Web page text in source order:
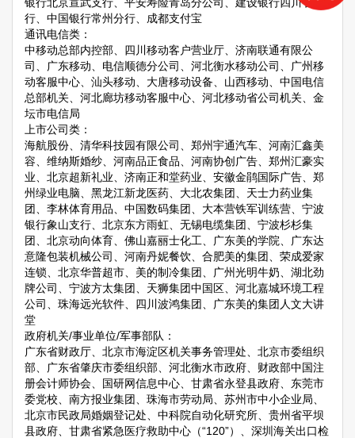
行、中国银行常州分行、成都支付宝
通讯电信类：
中移动总部内控部、四川移动客户营业厅、济南联通有限公
司、广东移动、电信顺德分公司、河北衡水移动公司、广州移
动客服中心、汕头移动、大唐移动设备、山西移动、中国电信
总部机关、河北廊坊移动客服中心、河北移动省公司机关、金
坛市电信局
上市公司类：
海航股份、清华科技园有限公司、郑州宇通汽车、河南汇鑫美
容、维纳斯婚纱、河南品正食品、河南协创广告、郑州汇豪实
业、北京超新礼业、济南正和堂药业、安徽金鹃国际广告、郑
州绿业电脑、黑龙江新龙医药、大北农集团、天士力药业集
团、李林体育用品、中国数码集团、大本营铁军训练营、宁波
银行象山支行、北京东方雨虹、无锡电缆集团、宁波杉杉集
团、北京动向体育、佛山嘉丽士化工、广东美的学院、广东达
意隆包装机械公司、河南丹妮餐饮、合肥美的集团、荣成爱家
连锁、北京华普超市、美的制冷集团、广州光明牛奶、湖北劲
牌公司、宁波方太集团、天狮集团中国区、河北嘉城环境工程
公司、珠海远光软件、四川波鸿集团、广东美的集团人文大讲
堂
政府机关/事业单位/军事部队：
广东省财政厅、北京市海淀区机关事务管理处、北京市委组织
部、广东省肇庆市委组织部、河北衡水市政府、财政部中国注
册会计师协会、国研网信息中心、甘肃省永登县政府、东莞市
委党校、南方报业集团、珠海市劳动局、苏州市中小企业局、
北京市民政局婚姻登记处、中科院自动化研究所、贵州省平坝
县政府、甘肃省紧急医疗救助中心（“120”）、深圳海关出口检